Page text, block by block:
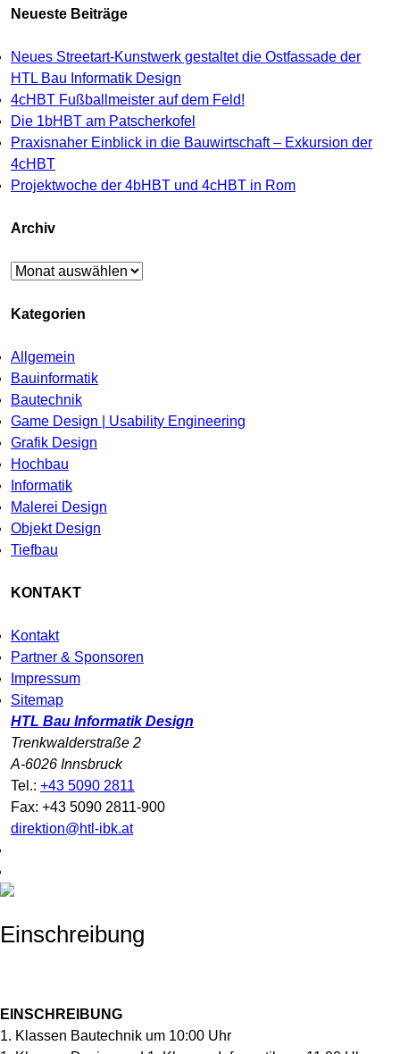
Neueste Beiträge
Neues Streetart-Kunstwerk gestaltet die Ostfassade der
HTL Bau Informatik Design
4cHBT Fußballmeister auf dem Feld!
Die 1bHBT am Patscherkofel
Praxisnaher Einblick in die Bauwirtschaft – Exkursion der
4cHBT
Projektwoche der 4bHBT und 4cHBT in Rom
Archiv
Archiv
Kategorien
Allgemein
Bauinformatik
Bautechnik
Game Design | Usability Engineering
Grafik Design
Hochbau
Informatik
Malerei Design
Objekt Design
Tiefbau
KONTAKT
Kontakt
Partner & Sponsoren
Impressum
Sitemap
HTL Bau Informatik Design
Trenkwalderstraße 2
A-6026 Innsbruck
Tel.: +43 5090 2811
Fax: +43 5090 2811-900
direktion@htl-ibk.at
Einschreibung
EINSCHREIBUNG
1. Klassen Bautechnik um 10:00 Uhr